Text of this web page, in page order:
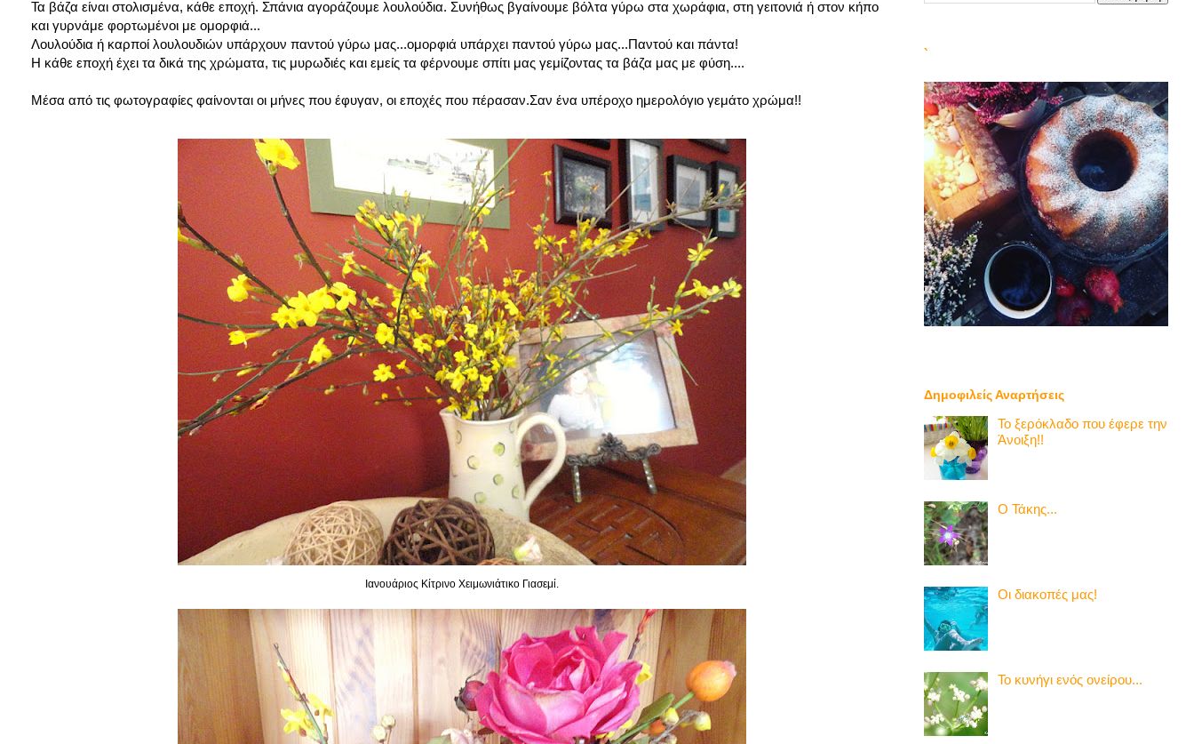
Τα βάζα είναι στολισμένα, κάθε εποχή. Σπάνια αγοράζουμε λουλούδια. Συνήθως βγαίνουμε βόλτα γύρω στα χωράφια, στη γειτονιά ή στον κήπο
και γυρνάμε φορτωμένοι με ομορφιά...
Λουλούδια ή καρποί λουλουδιών υπάρχουν παντού γύρω μας...ομορφιά υπάρχει παντού γύρω μας...Παντού και πάντα!
Η κάθε εποχή έχει τα δικά της χρώματα, τις μυρωδιές και εμείς τα φέρνουμε σπίτι μας γεμίζοντας τα βάζα μας με φύση....
Μέσα από τις φωτογραφίες φαίνονται οι μήνες που έφυγαν, οι εποχές που πέρασαν.Σαν ένα υπέροχο ημερολόγιο γεμάτο χρώμα!!
Ιανουάριος Κίτρινο Χειμωνιάτικο Γιασεμί.
`
Δημοφιλείς Αναρτήσεις
Το ξερόκλαδο που έφερε την
Άνοιξη!!
Ο Τάκης...
Οι διακοπές μας!
Το κυνήγι ενός ονείρου...